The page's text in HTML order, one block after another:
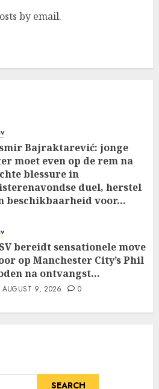
by email.
Bajraktarević: jonge
moet even op de rem na
blessure in
duel, herstel
beschikbaarheid voor…
bereidt sensationele move
op Manchester City’s Phil
na ontvangst…
AUGUST 9, 2026 0
SEARCH